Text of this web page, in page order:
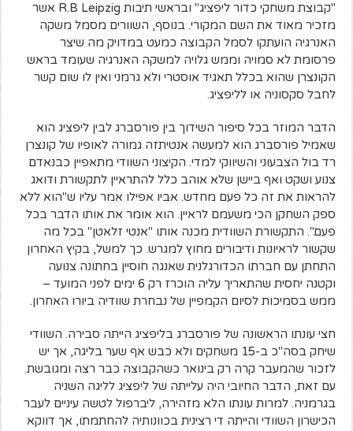
"קבוצת משחקי כדור ליפציג" ובראשי תיבות R.B Leipzig אשר
מזכיר מאוד את השם המקורי. בנוסף, השוורים מסמל משקה
האנרגיה הועתקו לסמל הקבוצה כמעט במדויק מה שיצר
פרסומת לא סמויה וממש גלויה למשקה האנרגיה שעומד בראש
הקונצרן שהוא בכלל תאגיד אוסטרי ולא גרמני ואין לו שום קשר
לחבל סקסוניה או לליפציג.
הדבר המוזר בכל סיפור השידוך בין פורסברג לבין ליפציג הוא
שאמיל פורסברג הוא למעשה אנטיתזה גמורה לאופיו של קונצרן
רד בול הצבעוני והשיווקי למדי. הקיצוני השוודי מתאפיין כבנאדם
צנוע ושקט ואף ביישן שלא אוהב כלל להתראיין לתקשורת ודואג
להראות את זה כל פעם מחדש. אביו אפילו אמר עליו ש"הוא ללא
ספק השחקן הכי משעמם לראיין. הוא אומר את אותו הדבר בכל
פעם.". התקשורת השוודית מכנה אותו "אנטי זלאטן" בכל מה
שקשור לראיונות ודיבורים מחוץ למגרש. כך למשל, בקיץ האחרון
התחתן עם חברתו הכדורגלנית שאנגה חוסיין בחתונה צנועה
וקטנה יחסית שהתאריך עליה הוכרז רק 6 ימים לפני המועד –
ממש בסמיכות לסיום הקמפיין של נבחרת שוודיה ביורו האחרון.
חצי עונתו הראשונה של פורסברג בליפציג הייתה סבירה. השוודי
שיחק בסה"כ ב-15 משחקים ולא כבש אף שער בליגה, אך יש
לזכור שהמעבר קרה רק בינואר כשהקבוצה כבר רצה ומגובשת.
עם זאת, הדבר החיובי היה עלייתה של ליפציג לליגה השניה
בגרמניה. למרות עונתו הלא מזהירה, ליברפול לטשה עיניים לעבר
הכישרון השוודי והייתה די רצינית בכוונותיה להחתמתו, אך דווקא